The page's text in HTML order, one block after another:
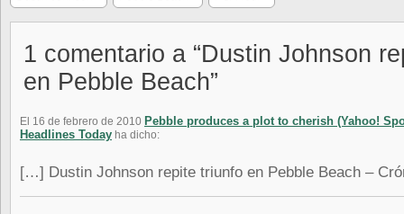
1 comentario a “Dustin Johnson
en Pebble Beach”
El 16 de febrero de 2010 Pebble produces a plot to cherish (Yahoo!
Headlines Today ha dicho:
[…] Dustin Johnson repite triunfo en Pebble Beach –